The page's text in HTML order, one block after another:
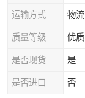
运输方式 物流
质量等级 优质
是否现货 是
是否进口 否